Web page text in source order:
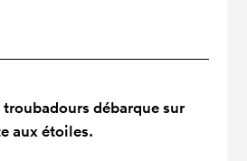
débarque sur
aux étoiles.